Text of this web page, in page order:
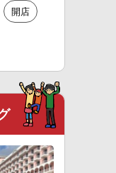
開店